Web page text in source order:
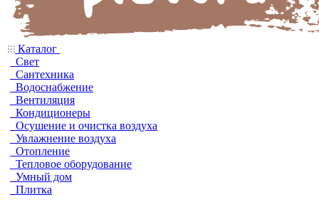
Каталог
Свет
Сантехника
Водоснабжение
Вентиляция
Кондиционеры
Осушение и очистка воздуха
Увлажнение воздуха
Отопление
Тепловое оборудование
Умный дом
Плитка